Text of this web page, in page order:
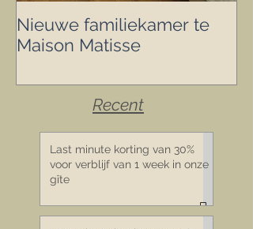
Nieuwe familiekamer te
Recent
Last minute korting van 30%
voor verblijf van 1 week in onze